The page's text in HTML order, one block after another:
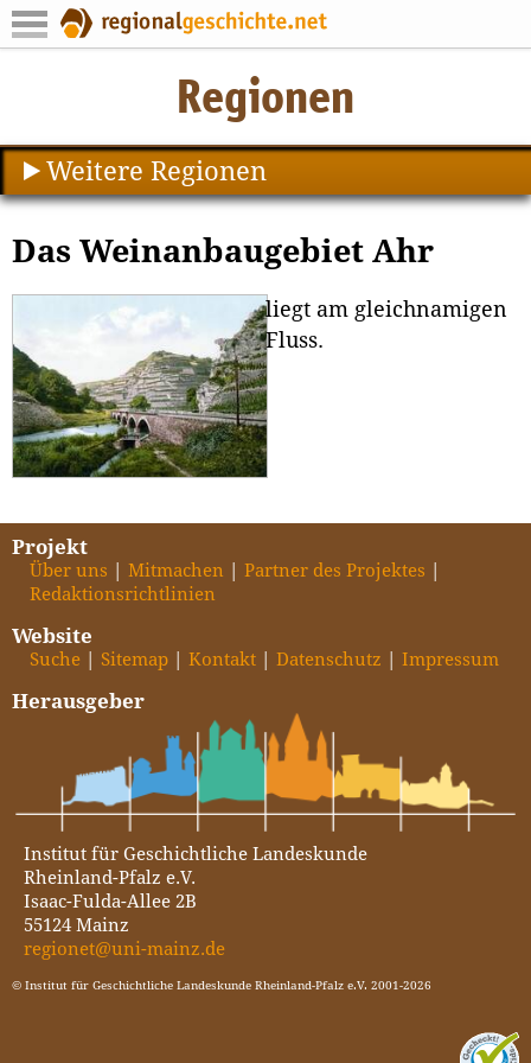
Weitere Regionen
Das Weinanbaugebiet Ahr
liegt am gleichnamigen
Fluss.
Projekt
Über uns Mitmachen
Partner des Projektes
Redaktionsrichtlinien
Website
Suche Sitemap Kontakt Datenschutz Impressum
Herausgeber
Institut für Geschichtliche Landeskunde
Rheinland-Pfalz e.V.
Isaac-Fulda-Allee 2B
55124 Mainz
regionet@uni-mainz.de
© Institut für Geschichtliche Landeskunde Rheinland-Pfalz e.V. 2001-2026